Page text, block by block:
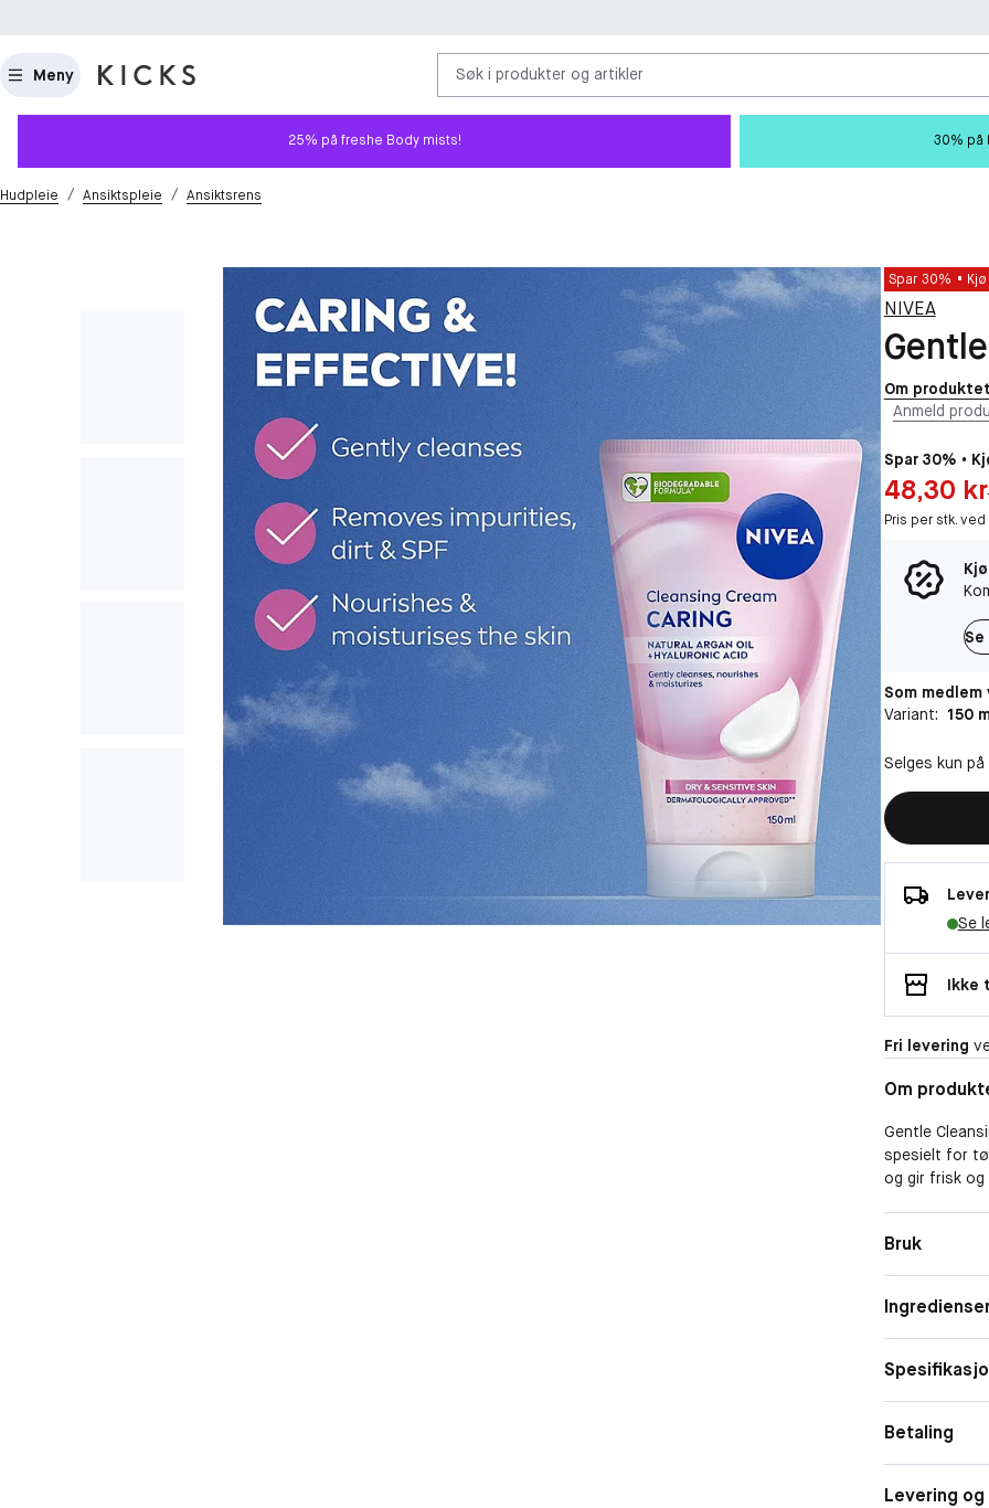
Meny Søk i produkter og artikler
25% på freshe Body mists! 30% på
Hudpleie / Ansiktspleie / Ansiktsrens
Spar 30%
NIVEA
Om produktet
Anmeld
Variant: 150
Spar 30% •
Pris: 48,30 kr
48,30 kr
Pris per stk.
Som
Selges kun
Se
Ikke
Fri levering
Om
Gentle
spesielt for
og gir frisk og
Bruk
Betaling
Levering